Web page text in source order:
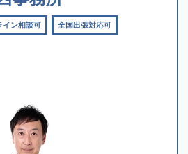
イン相談可 全国出張対応可